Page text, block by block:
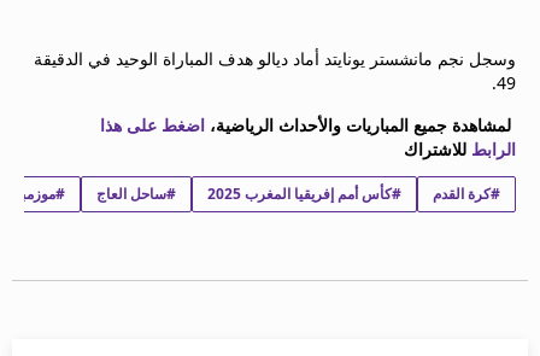
النشرة
اتصل بنا
beIN CONNECT
beIN MEDIA GROUP
ترددات beIN SPORTS
وسجل نجم مانشستر يونايتد أماد ديالو هدف المباراة الوحيد في الدقيقة
49.
لمشاهدة جميع المباريات والأحداث الرياضية، اضغط على هذا
الرابط للاشتراك
#كرة القدم #كأس أمم إفريقيا المغرب 2025 #ساحل العاج #موزمبيق